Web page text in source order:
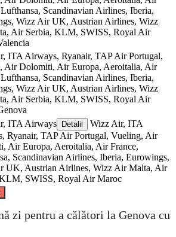
Scandinavian Airlines, Iberia,
Wizz Air UK, Austrian Airlines, Wizz
Air Serbia, KLM, SWISS, Royal Air
ITA Airways, Ryanair, TAP Air Portugal,
Air Dolomiti, Air Europa, Aeroitalia, Air
Scandinavian Airlines, Iberia,
Wizz Air UK, Austrian Airlines, Wizz
Air Serbia, KLM, SWISS, Royal Air
ITA Airways Detalii
Wizz Air, ITA
Ryanair, TAP Air Portugal, Vueling, Air
Air Europa, Aeroitalia, Air France,
Scandinavian Airlines, Iberia, Eurowings,
UK, Austrian Airlines, Wizz Air Malta, Air
SWISS, Royal Air Maroc
©CARTO, © OpenStreetMapcontributors
zi pentru a călători la Genova cu